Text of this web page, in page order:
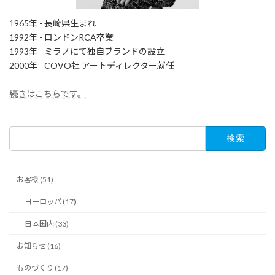
1965年 - 長崎県生まれ
1992年 - ロンドンRCA卒業
1993年 - ミラノにて独自ブランドの設立
2000年 - COVO社 アートディレクター就任
続きはこちらです。
お客様 (51)
ヨーロッパ (17)
日本国内 (33)
お知らせ (16)
ものづくり (17)